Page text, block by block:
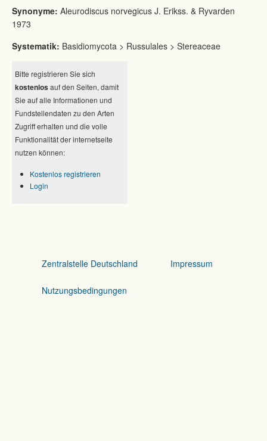
Synonyme: Aleurodiscus norvegicus J. Erikss. & Ryvarden
1973
Systematik: Basidiomycota > Russulales > Stereaceae
Bitte registrieren Sie sich
kostenlos auf den Seiten, damit
Sie auf alle Informationen und
Fundstellendaten zu den Arten
Zugriff erhalten und die volle
Funktionalität der internetseite
nutzen können:
Kostenlos registrieren
Login
Zentralstelle Deutschland Impressum
Nutzungsbedingungen